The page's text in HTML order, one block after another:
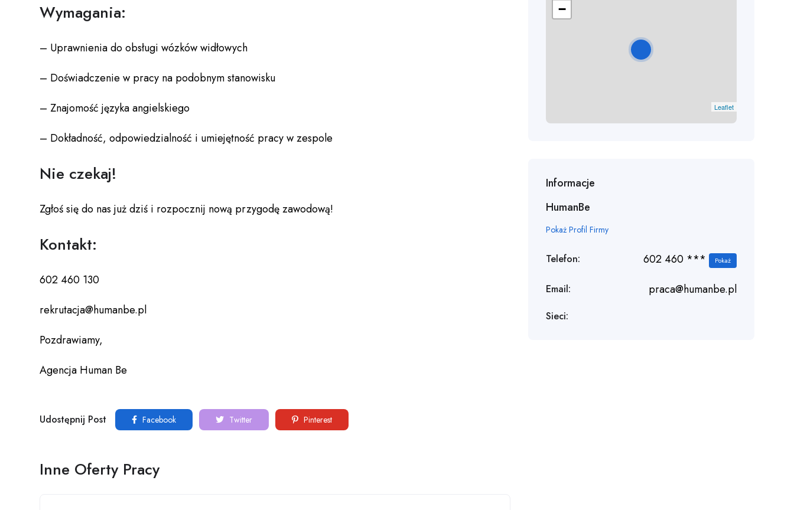
Wymagania:
– Uprawnienia do obsługi wózków widłowych
– Doświadczenie w pracy na podobnym stanowisku
– Znajomość języka angielskiego
– Dokładność, odpowiedzialność i umiejętność pracy w zespole
Nie czekaj!
Zgłoś się do nas już dziś i rozpocznij nową przygodę zawodową!
Kontakt:
602 460 130
rekrutacja@humanbe.pl
Pozdrawiamy,
Agencja Human Be
Udostępnij Post Facebook Twitter Pinterest
Inne Oferty Pracy
−
Leaflet
Informacje
HumanBe
Pokaż Profil Firmy
Telefon: 602 460 *** Pokaż
Email: praca@humanbe.pl
Sieci: